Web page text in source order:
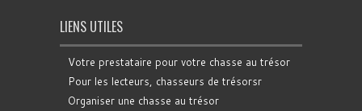
LIENS UTILES
Votre prestataire pour votre chasse au trésor
Pour les lecteurs, chasseurs de trésorsr
Organiser une chasse au trésor